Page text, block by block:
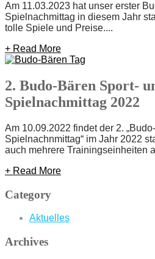
Am 11.03.2023 hat unser erster
Spielnachmittag in diesem Jahr
tolle Spiele und Preise....
+ Read More
2. Budo-Bären Sport-
Spielnachmittag 2022
Am 10.09.2022 findet der 2.
Spielnachnmittag“ im Jahr 2022
auch mehrere Trainingseinheiten
+ Read More
Category
Aktuelles
Archives